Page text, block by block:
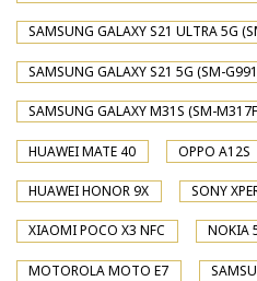
SAMSUNG GALAXY S21 ULTRA 5G
SAMSUNG GALAXY S21 5G (SM-
SAMSUNG GALAXY M31S (SM-
HUAWEI MATE 40 OPPO A12S
HUAWEI HONOR 9X SONY
XIAOMI POCO X3 NFC NOKIA
MOTOROLA MOTO E7